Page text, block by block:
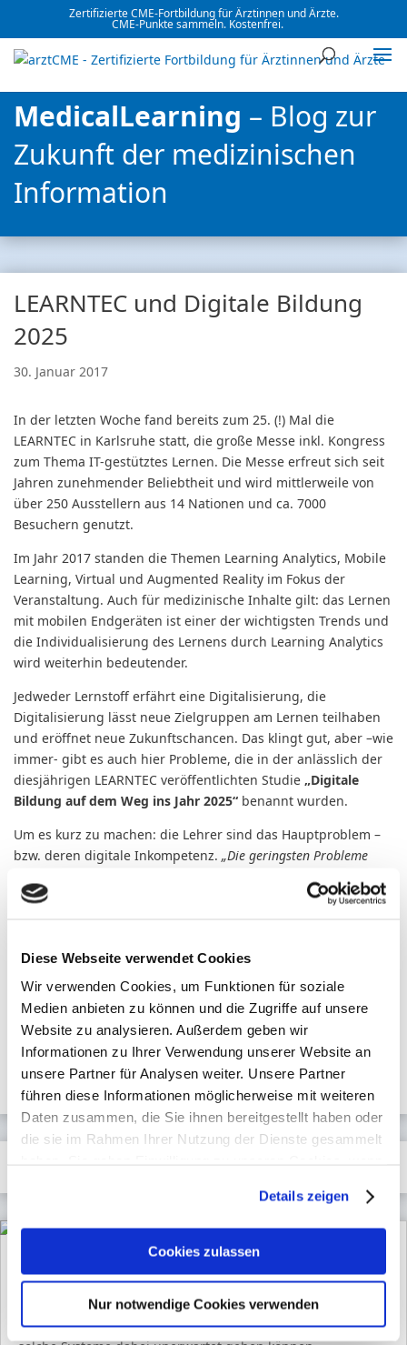
Diese Webseite verwendet Cookies
Wir verwenden Cookies, um Funktionen für soziale
Medien anbieten zu können und die Zugriffe auf unsere
Website zu analysieren. Außerdem geben wir
Informationen zu Ihrer Verwendung unserer Website an
unsere Partner für Analysen weiter. Unsere Partner
führen diese Informationen möglicherweise mit weiteren
Daten zusammen, die Sie ihnen bereitgestellt haben oder
die sie im Rahmen Ihrer Nutzung der Dienste gesammelt
Erfahren Sie in unsererDatenschutzerklärungmehr
darüber, wer wir sind, wie Sie uns kontaktieren können
und wie wir personenbezogene Daten verarbeiten.
Sie können Ihre Einwilligung jederzeit von derCookie-
Details zeigen
Cookies zulassen
Nur notwendige Cookies verwenden
Zertifizierte CME-Fortbildung für Ärztinnen und Ärzte.
CME-Punkte sammeln. Kostenfrei.
MedicalLearning – Blog zur
Zukunft der medizinischen
Information
LEARNTEC und Digitale Bildung
2025
30. Januar 2017
In der letzten Woche fand bereits zum 25. (!) Mal die
LEARNTEC in Karlsruhe statt, die große Messe inkl. Kongress
zum Thema IT-gestütztes Lernen. Die Messe erfreut sich seit
Jahren zunehmender Beliebtheit und wird mittlerweile von
über 250 Ausstellern aus 14 Nationen und ca. 7000
Besuchern genutzt.
Im Jahr 2017 standen die Themen Learning Analytics, Mobile
Learning, Virtual und Augmented Reality im Fokus der
Veranstaltung. Auch für medizinische Inhalte gilt: das Lernen
mit mobilen Endgeräten ist einer der wichtigsten Trends und
die Individualisierung des Lernens durch Learning Analytics
wird weiterhin bedeutender.
Jedweder Lernstoff erfährt eine Digitalisierung, die
Digitalisierung lässt neue Zielgruppen am Lernen teilhaben
und eröffnet neue Zukunftschancen. Das klingt gut, aber –wie
immer- gibt es auch hier Probleme, die in der anlässlich der
diesjährigen LEARNTEC veröffentlichten Studie „Digitale
Bildung auf dem Weg ins Jahr 2025“ benannt wurden.
Um es kurz zu machen: die Lehrer sind das Hauptproblem –
bzw. deren digitale Inkompetenz. „Die geringsten Probleme
Deren digitale Kompetenz und technische Ausstattung stellt keine
dieser Stelle in Kürze.
←FDA-Richtlinie zur Cybersicherheit von Medizinprodukten
Die Patientenakte als Kommunikationstool→
Wie gefährlich sind KI-Agenten?
27. Juli 2026
Ein aktueller Sicherheitsvorfall bei OpenAI zeigt, wie weit